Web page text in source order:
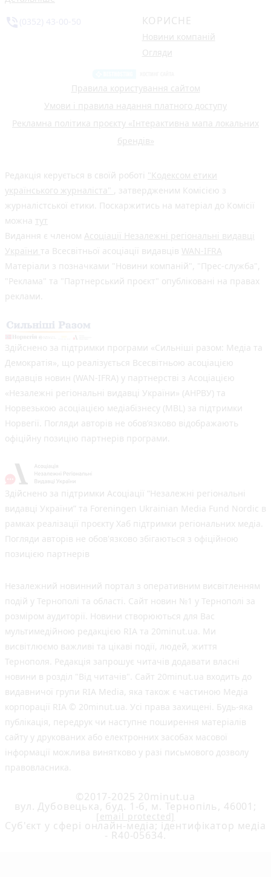
КОРИСНЕ
Новини компаній
Огляди
Правила користування сайтом
Умови і правила надання платного доступу
Рекламна політика проєкту «Інтерактивна мапа локальних
брендів»
Редакція керується в своїй роботі "Кодексом етики
українського журналіста" , затвердженим Комісією з
журналістської етики. Поскаржитись на матеріал до Комісії
можна тут
Видання є членом Асоціації Незалежні регіональні видавці
України та Всесвітньої асоціації видавців WAN-IFRA
Матеріали з позначками "Новини компаній", "Прес-служба",
"Реклама" та "Партнерський проєкт" опубліковані на правах
реклами.
Здійснено за підтримки програми «Сильніші разом: Медіа та
Демократія», що реалізується Всесвітньою асоціацією
видавців новин (WAN-IFRA) у партнерстві з Асоціацією
«Незалежні регіональні видавці України» (АНРВУ) та
Норвезькою асоціацією медіабізнесу (MBL) за підтримки
Норвегії. Погляди авторів не обов’язково відображають
офіційну позицію партнерів програми.
Здійснено за підтримки Асоціації “Незалежні регіональні
видавці України” та Foreningen Ukrainian Media Fund Nordic в
рамках реалізації проєкту Хаб підтримки регіональних медіа.
Погляди авторів не обов'язково збігаються з офіційною
позицією партнерів
Незалежний новинний портал з оперативним висвітленням
подій у Тернополі та області. Сайт новин №1 у Тернополі за
розміром аудиторії. Новини створюються для Вас
мультимедійною редакцією RIA та 20minut.ua. Ми
висвітлюємо важливі та цікаві події, людей, життя
Тернополя. Редакція запрошує читачів додавати власні
новини в розділ "Від читачів". Сайт 20minut.ua входить до
видавничої групи RIA Media, яка також є частиною Медіа
корпорації RIA © 20minut.ua. Усі права захищені. Будь-яка
публiкацiя, передрук чи наступне поширення матеріалів
сайту у друкованих або електронних засобах масової
інформації можлива винятково у разі письмового дозволу
правовласника.
©2017-2025 20minut.ua
вул. Дубовецька, буд. 1-б, м. Тернопіль, 46001;
[email protected]
Cуб'єкт у сфері онлайн-медіа; ідентифікатор медіа
- R40-05634.